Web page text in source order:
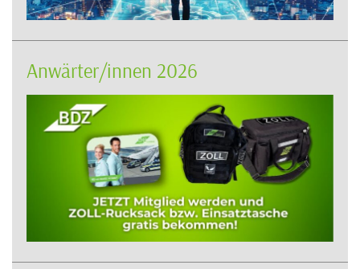
Anwärter/innen 2026